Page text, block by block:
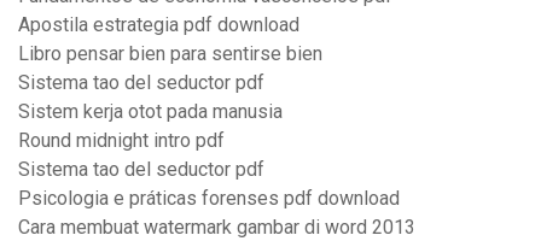
Apostila estrategia pdf download
Libro pensar bien para sentirse bien
Sistema tao del seductor pdf
Sistem kerja otot pada manusia
Round midnight intro pdf
Sistema tao del seductor pdf
Psicologia e práticas forenses pdf download
Cara membuat watermark gambar di word 2013